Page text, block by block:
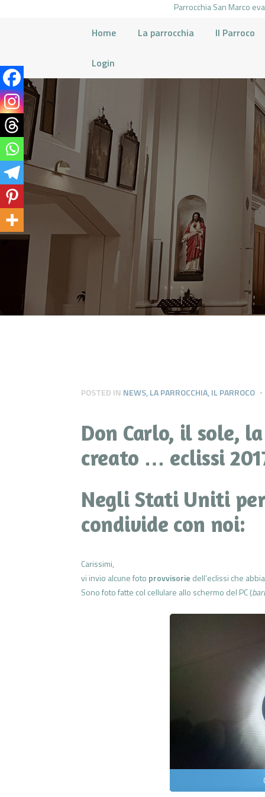
Parrocchia San Marco
Home La parrocchia Il Parroco
Login
POSTED IN NEWS,LA PARROCCHIA,IL PARROCO
Don Carlo, il sole,
creato … eclissi
Negli Stati Uniti
condivide con noi:
Carissimi,
vi invio alcune foto provvisorie dell’eclissi che
Sono foto fatte col cellulare allo schermo del PC (